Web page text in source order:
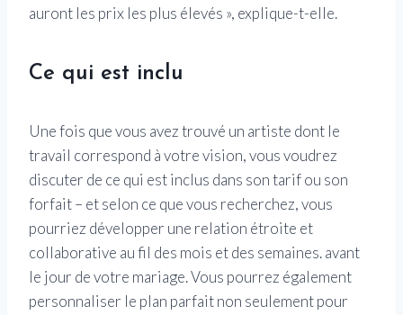
auront les prix les plus élevés », explique-t-elle.
Ce qui est inclu
Une fois que vous avez trouvé un artiste dont le
travail correspond à votre vision, vous voudrez
discuter de ce qui est inclus dans son tarif ou son
forfait – et selon ce que vous recherchez, vous
pourriez développer une relation étroite et
collaborative au fil des mois et des semaines. avant
le jour de votre mariage. Vous pourrez également
personnaliser le plan parfait non seulement pour